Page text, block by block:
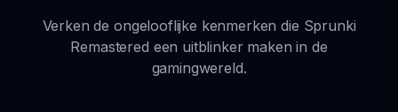
Verken de ongelooflijke kenmerken die Sprunki
Remastered een uitblinker maken in de
gamingwereld.